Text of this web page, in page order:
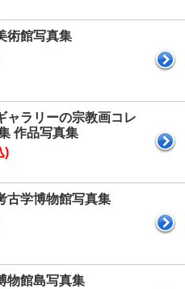
術館写真集
ャラリーの宗教画コレ
作品写真集
)
古学博物館写真集
物館島写真集